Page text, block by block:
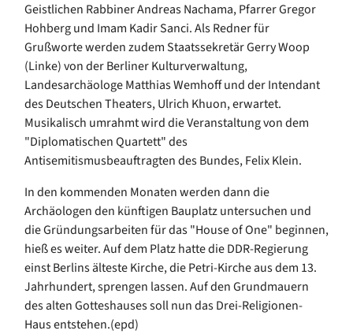
Geistlichen Rabbiner Andreas Nachama, Pfarrer Gregor
Hohberg und Imam Kadir Sanci. Als Redner für
Grußworte werden zudem Staatssekretär Gerry Woop
(Linke) von der Berliner Kulturverwaltung,
Landesarchäologe Matthias Wemhoff und der Intendant
des Deutschen Theaters, Ulrich Khuon, erwartet.
Musikalisch umrahmt wird die Veranstaltung von dem
"Diplomatischen Quartett" des
Antisemitismusbeauftragten des Bundes, Felix Klein.
In den kommenden Monaten werden dann die
Archäologen den künftigen Bauplatz untersuchen und
die Gründungsarbeiten für das "House of One" beginnen,
hieß es weiter. Auf dem Platz hatte die DDR-Regierung
einst Berlins älteste Kirche, die Petri-Kirche aus dem 13.
Jahrhundert, sprengen lassen. Auf den Grundmauern
des alten Gotteshauses soll nun das Drei-Religionen-
Haus entstehen.(epd)